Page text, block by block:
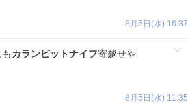
8月5日(水) 16:37
カランビットナイフ寄越せや
8月5日(水) 11:35